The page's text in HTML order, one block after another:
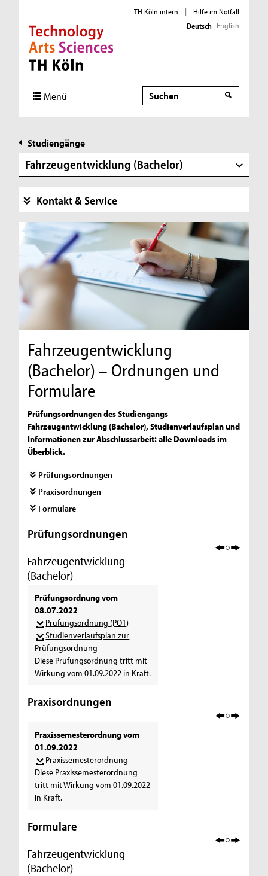
Direkt zur Hauptnavigation
Direkt zur Subnavigation
Direkt zum Inhalt
Direkt zum Fußbereich
TH Köln intern |
Hilfe im Notfall
Deutsch English
Menü Suche
Studiengänge
Fahrzeugentwicklung (Bachelor)
Kontakt & Service
Fahrzeugentwicklung
(Bachelor) – Ordnungen und
Formulare
Prüfungsordnungen des Studiengangs
Fahrzeugentwicklung (Bachelor), Studienverlaufsplan und
Informationen zur Abschlussarbeit: alle Downloads im
Überblick.
Prüfungsordnungen
Praxisordnungen
Formulare
Prüfungsordnungen
Fahrzeugentwicklung
(Bachelor)
Prüfungsordnung vom
08.07.2022
Prüfungsordnung (PO1)
Studienverlaufsplan zur
Prüfungsordnung
Diese Prüfungsordnung tritt mit
Wirkung vom 01.09.2022 in Kraft.
Praxisordnungen
Praxissemesterordnung vom
01.09.2022
Praxissemesterordnung
Diese Praxissemesterordnung
tritt mit Wirkung vom 01.09.2022
in Kraft.
Formulare
Fahrzeugentwicklung
(Bachelor)